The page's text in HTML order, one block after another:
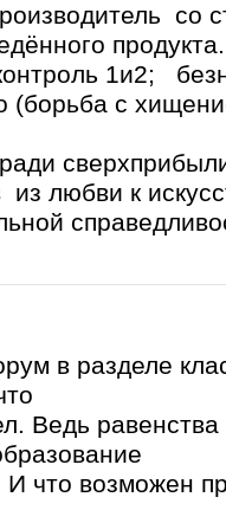
со
1и2;
(борьба с
любви к
в разделе
Ведь
И что возможен